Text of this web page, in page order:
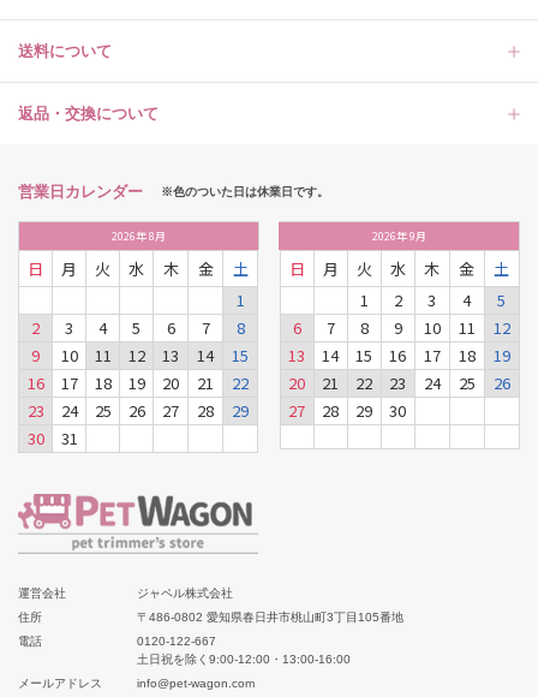
送料について
返品・交換について
営業日カレンダー ※色のついた日は休業日です。
2026年8月
日 月 火 水 木 金
土
1
2
3 4 5 6 7
8
9
10 11 12 13 14
15
16
17 18 19 20 21
22
23
24 25 26 27 28
29
30
31
2026年9月
日 月 火 水 木 金
土
1
2 3 4
5
6
7 8 9 10 11
12
13
14 15 16 17 18
19
20
21 22 23 24 25
26
27
28 29 30
運営会社
ジャペル株式会社
住所
〒486-0802 愛知県春日井市桃山町3丁目105番地
電話
0120-122-667
土日祝を除く9:00-12:00・13:00-16:00
メールアドレス
info@pet-wagon.com